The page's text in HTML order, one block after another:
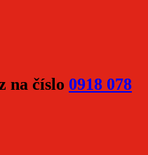
na číslo 0918 078